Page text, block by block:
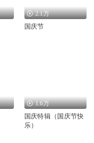
2.1万
国庆节
1.6万
国庆特辑（国庆节快
乐）